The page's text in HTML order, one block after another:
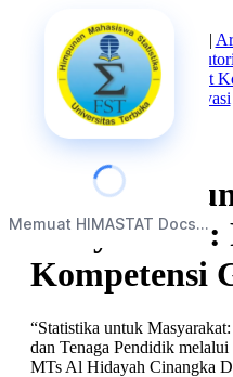
Memuat HIMASTAT Docs...
Beranda|Tentang Kami |
Mata Kuliah Statistika
Struktur Himpunan Alat
Kebijakan Privasi
“Statistika
Masyarakat:
Kompetensi
“Statistika untuk
dan Tenaga Pendidik
MTs Al Hidayah Cinangka